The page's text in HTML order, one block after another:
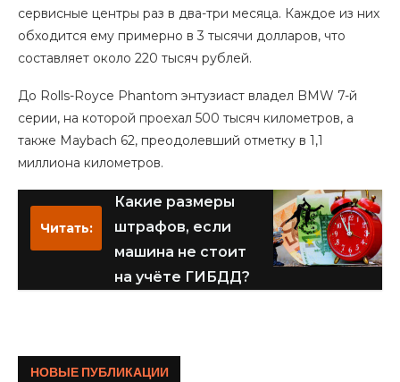
сервисные центры раз в два-три месяца. Каждое из них
обходится ему примерно в 3 тысячи долларов, что
составляет около 220 тысяч рублей.
До Rolls-Royce Phantom энтузиаст владел BMW 7-й
серии, на которой проехал 500 тысяч километров, а
также Maybach 62, преодолевший отметку в 1,1
миллиона километров.
Читать:
Какие размеры
штрафов, если
машина не стоит
на учёте ГИБДД?
НОВЫЕ ПУБЛИКАЦИИ